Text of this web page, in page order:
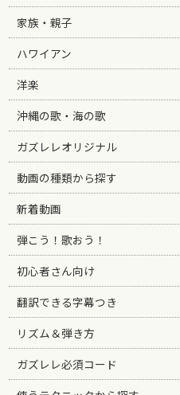
家族・親子
ハワイアン
洋楽
沖縄の歌・海の歌
ガズレレオリジナル
動画の種類から探す
新着動画
弾こう！歌おう！
初心者さん向け
翻訳できる字幕つき
リズム＆弾き方
ガズレレ必須コード